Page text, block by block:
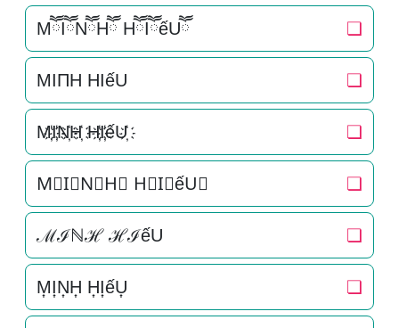
MཽIཽNཽHཽ HཽIཽếUཽ ❏
MIΠH HIếU ❏
M҉I҉N҉H҉ H҉I҉ếU҉ ❏
M⃜I⃜N⃜H⃜ H⃜I⃜ếU⃜ ❏
ℳℐℕℋ ℋℐếU ❏
M͎I͎N͎H͎ H͎I͎ếU͎ ❏